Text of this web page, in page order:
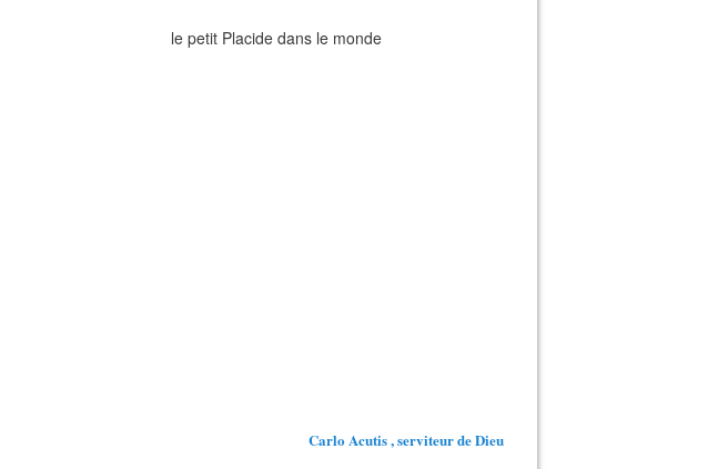
le petit Placide dans le monde
Carlo Acutis , serviteur de Dieu